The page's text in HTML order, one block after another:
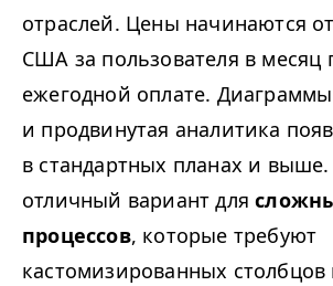
отраслей. Цены начинаются
США за пользователя в месяц
ежегодной оплате. Диаграммы
и продвинутая аналитика
в стандартных планах и выше.
отличный вариант для
процессов, которые требуют
кастомизированных столбцов